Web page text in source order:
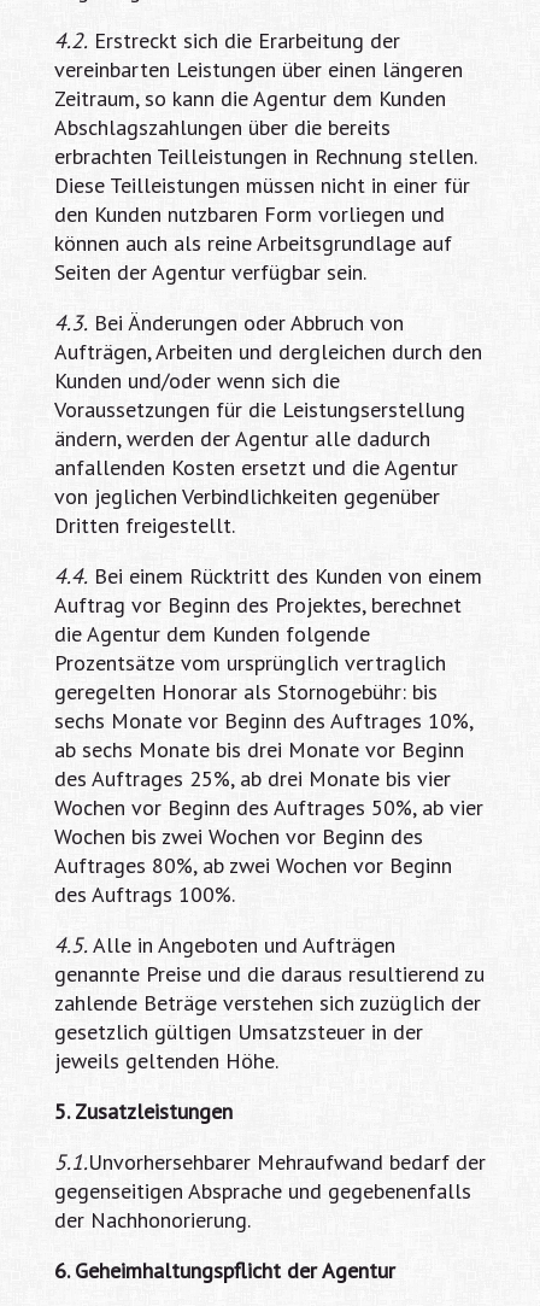
4.2.Erstreckt sich die Erarbeitung der
vereinbarten Leistungen über einen längeren
Zeitraum, so kann die Agentur dem Kunden
Abschlagszahlungen über die bereits
erbrachten Teilleistungen in Rechnung stellen.
Diese Teilleistungen müssen nicht in einer für
den Kunden nutzbaren Form vorliegen und
können auch als reine Arbeitsgrundlage auf
Seiten der Agentur verfügbar sein.
4.3.Bei Änderungen oder Abbruch von
Aufträgen, Arbeiten und dergleichen durch den
Kunden und/oder wenn sich die
Voraussetzungen für die Leistungserstellung
ändern, werden der Agentur alle dadurch
anfallenden Kosten ersetzt und die Agentur
von jeglichen Verbindlichkeiten gegenüber
Dritten freigestellt.
4.4.Bei einem Rücktritt des Kunden von einem
Auftrag vor Beginn des Projektes, berechnet
die Agentur dem Kunden folgende
Prozentsätze vom ursprünglich vertraglich
geregelten Honorar als Stornogebühr: bis
sechs Monate vor Beginn des Auftrages 10%,
ab sechs Monate bis drei Monate vor Beginn
des Auftrages 25%, ab drei Monate bis vier
Wochen vor Beginn des Auftrages 50%, ab vier
Wochen bis zwei Wochen vor Beginn des
Auftrages 80%, ab zwei Wochen vor Beginn
des Auftrags 100%.
4.5.Alle in Angeboten und Aufträgen
genannte Preise und die daraus resultierend zu
zahlende Beträge verstehen sich zuzüglich der
gesetzlich gültigen Umsatzsteuer in der
jeweils geltenden Höhe.
5. Zusatzleistungen
5.1.Unvorhersehbarer Mehraufwand bedarf der
gegenseitigen Absprache und gegebenenfalls
der Nachhonorierung.
6. Geheimhaltungspflicht der Agentur